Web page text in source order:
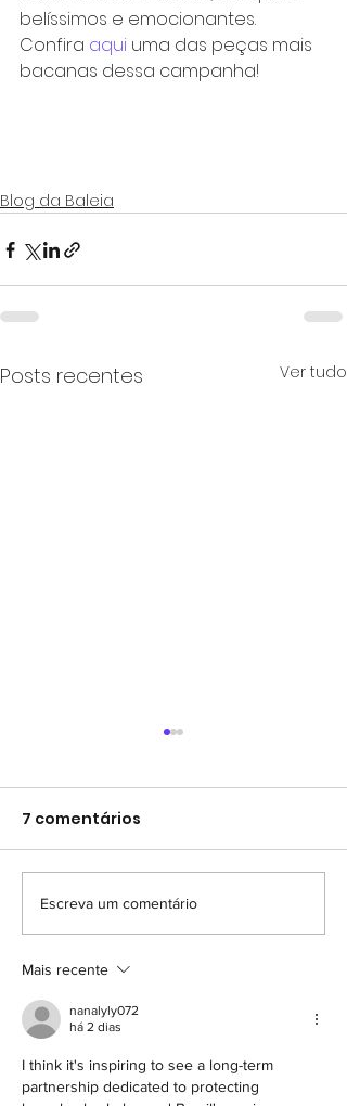
belíssimos e emocionantes.
Confira aqui uma das peças mais
bacanas dessa campanha!
Blog da Baleia
Posts recentes Ver tudo
XVIII SEMANA
CULTURAL DA BALEIA
JUBARTE -
7 comentários
Escreva um comentário
Mais recente
nanalyly072
há 2 dias
I think it's inspiring to see a long-term
partnership dedicated to protecting